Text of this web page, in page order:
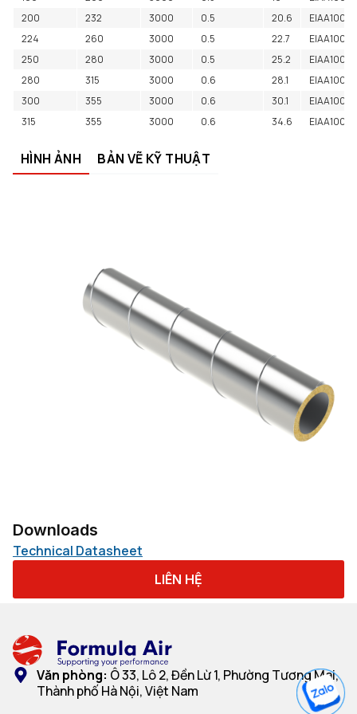
200
232 3000 0.5 20.6
224
260 3000 0.5 22.7
250
280 3000 0.5 25.2
280
315 3000 0.6 28.1
300
355 3000 0.6 30.1
315
355 3000 0.6 34.6
HÌNH ẢNH BẢN VẼ KỸ THUẬT
Downloads
Technical Datasheet
LIÊN HỆ
Văn phòng: Ô 33, Lô 2, Đền Lừ 1, Phường Tương Mai,
Thành phố Hà Nội, Việt Nam